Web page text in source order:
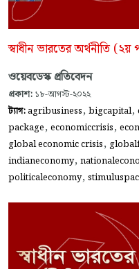
স্বাধীন ভারতের অর্থনীতি (২য়
ওয়েবডেস্ক প্রতিবেদন
প্রকাশ: ১৮-আগস্ট-২০২২
ট্যাগ:agribusiness, bigcapital,
package, economiccrisis,
global economic crisis,
indianeconomy,
politicaleconomy,